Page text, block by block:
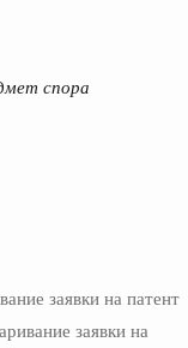
спора
заявки на патент
заявки на